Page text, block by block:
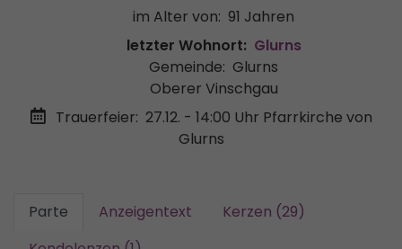
im Alter von: 91 Jahren
letzter Wohnort: Glurns
Gemeinde: Glurns
Oberer Vinschgau
Trauerfeier: 27.12. - 14:00 Uhr Pfarrkirche von
Glurns
Parte Anzeigentext
Kerzen (29)